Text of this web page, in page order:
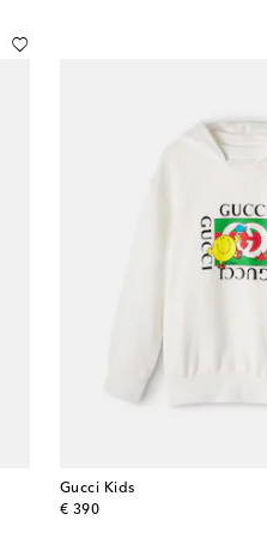
Gucci Kids
€ 390
original price